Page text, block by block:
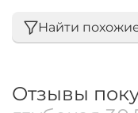
Найти
Отзывы